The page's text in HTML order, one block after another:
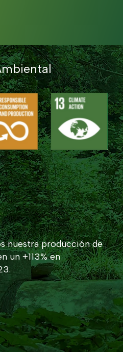
nuestra producción de
un +113% en